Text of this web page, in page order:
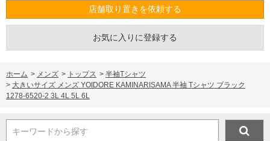
店舗取り置きを依頼する
お気に入りに登録する
ホーム > メンズ > トップス > 半袖Tシャツ
> 大きいサイズ メンズ YOIDORE KAMINARISAMA 半袖 Tシャツ ブラック
1278-6520-2 3L 4L 5L 6L
キーワードから探す